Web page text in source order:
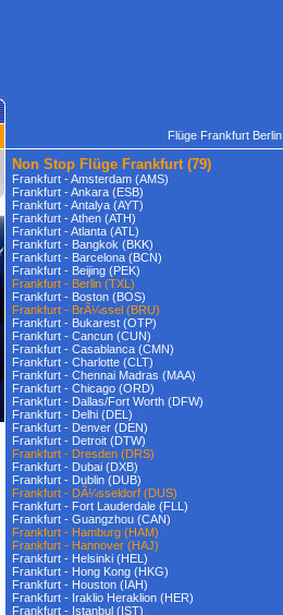
Flüge Frankfurt Berlin
Non Stop Flüge Frankfurt (79)
Frankfurt - Amsterdam (AMS)
Frankfurt - Ankara (ESB)
Frankfurt - Antalya (AYT)
Frankfurt - Athen (ATH)
Frankfurt - Atlanta (ATL)
Frankfurt - Bangkok (BKK)
Frankfurt - Barcelona (BCN)
Frankfurt - Beijing (PEK)
Frankfurt - Berlin (TXL)
Frankfurt - Boston (BOS)
Frankfurt - BrÃ¼ssel (BRU)
Frankfurt - Bukarest (OTP)
Frankfurt - Cancun (CUN)
Frankfurt - Casablanca (CMN)
Frankfurt - Charlotte (CLT)
Frankfurt - Chennai Madras (MAA)
Frankfurt - Chicago (ORD)
Frankfurt - Dallas/Fort Worth (DFW)
Frankfurt - Delhi (DEL)
Frankfurt - Denver (DEN)
Frankfurt - Detroit (DTW)
Frankfurt - Dresden (DRS)
Frankfurt - Dubai (DXB)
Frankfurt - Dublin (DUB)
Frankfurt - DÃ¼sseldorf (DUS)
Frankfurt - Fort Lauderdale (FLL)
Frankfurt - Guangzhou (CAN)
Frankfurt - Hamburg (HAM)
Frankfurt - Hannover (HAJ)
Frankfurt - Helsinki (HEL)
Frankfurt - Hong Kong (HKG)
Frankfurt - Houston (IAH)
Frankfurt - Iraklio Heraklion (HER)
Frankfurt - Istanbul (IST)